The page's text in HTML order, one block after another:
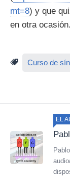
mt=8) y que
en otra ocasión.
Curso de
EL